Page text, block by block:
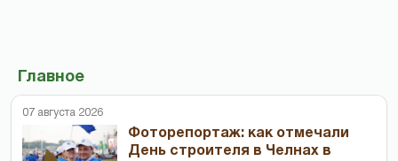
Главное
07 августа 2026
Фоторепортаж: как отмечали
День строителя в Челнах в